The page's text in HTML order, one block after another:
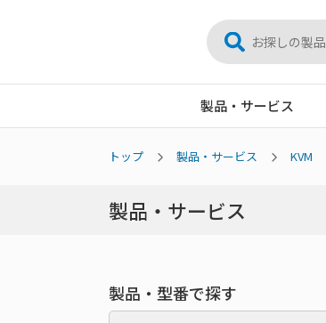
製品・サービス
トップ 製品・サービス KVM
製品・サービス
製品・型番で探す